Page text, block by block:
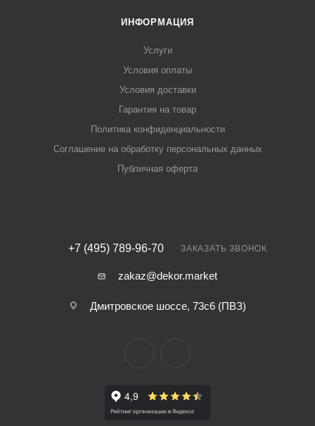
ИНФОРМАЦИЯ
Услуги
Условия оплаты
Условия доставки
Гарантия на товар
Политика конфиденциальности
Соглашение на обработку персональных данных
Публичная оферта
+7 (495) 789-96-70 ЗАКАЗАТЬ ЗВОНОК
zakaz@dekor.market
Дмитровское шоссе, 73с6 (ПВЗ)